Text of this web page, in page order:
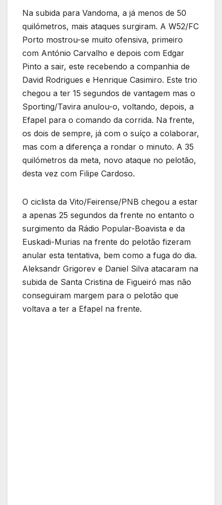
Na subida para Vandoma, a já menos de 50
quilómetros, mais ataques surgiram. A W52/FC
Porto mostrou-se muito ofensiva, primeiro
com António Carvalho e depois com Edgar
Pinto a sair, este recebendo a companhia de
David Rodrigues e Henrique Casimiro. Este trio
chegou a ter 15 segundos de vantagem mas o
Sporting/Tavira anulou-o, voltando, depois, a
Efapel para o comando da corrida. Na frente,
os dois de sempre, já com o suíço a colaborar,
mas com a diferença a rondar o minuto. A 35
quilómetros da meta, novo ataque no pelotão,
desta vez com Filipe Cardoso.
O ciclista da Vito/Feirense/PNB chegou a estar
a apenas 25 segundos da frente no entanto o
surgimento da Rádio Popular-Boavista e da
Euskadi-Murias na frente do pelotão fizeram
anular esta tentativa, bem como a fuga do dia.
Aleksandr Grigorev e Daniel Silva atacaram na
subida de Santa Cristina de Figueiró mas não
conseguiram margem para o pelotão que
voltava a ter a Efapel na frente.